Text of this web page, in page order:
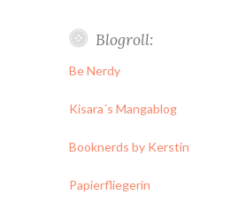
Blogroll:
Be Nerdy
Kisara´s Mangablog
Booknerds by Kerstin
Papierfliegerin